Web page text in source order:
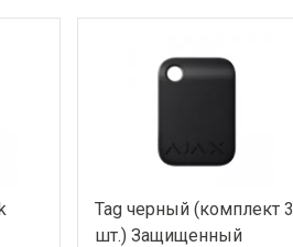
Tag черный (комплект 3
шт.) Защищенный